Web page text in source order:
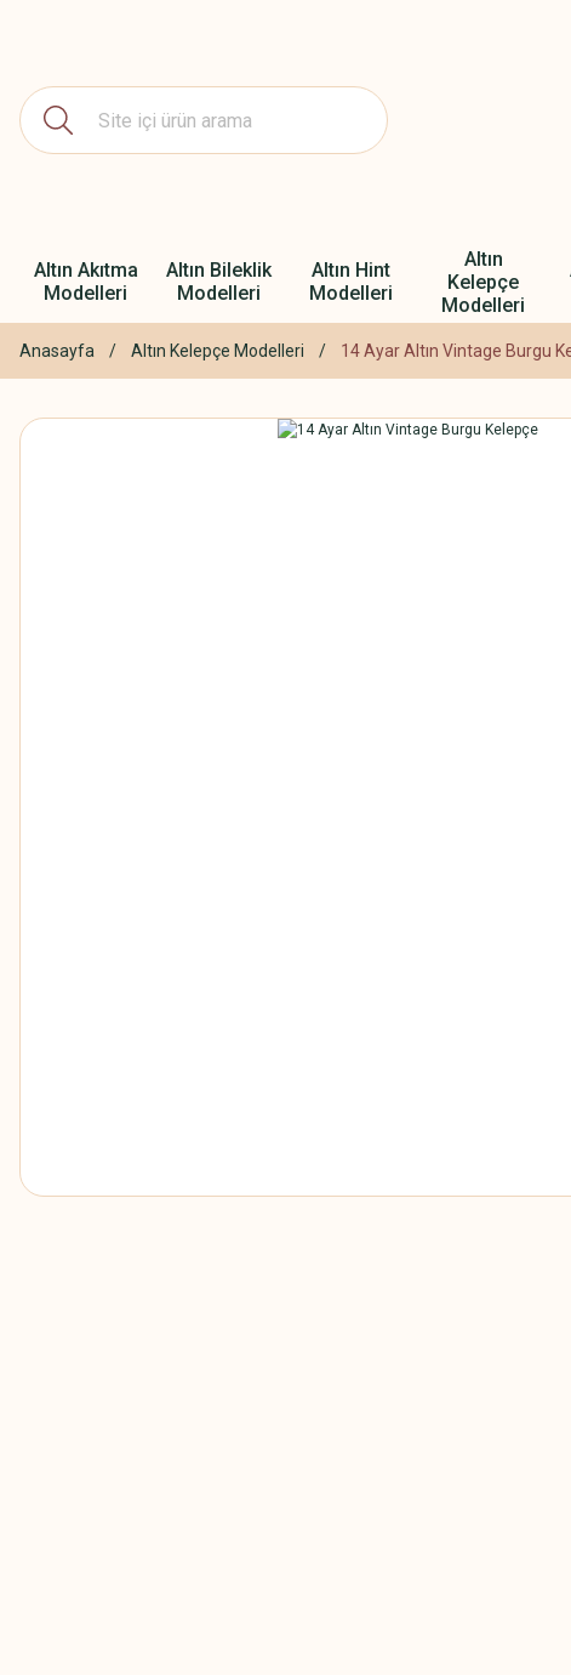
Altın Akıtma
Modelleri
Altın Bileklik
Modelleri
Altın Hint
Modelleri
Altın
Kelepçe
Modelleri
Anasayfa Altın Kelepçe Modelleri 14 Ayar Altın Vintage Burgu